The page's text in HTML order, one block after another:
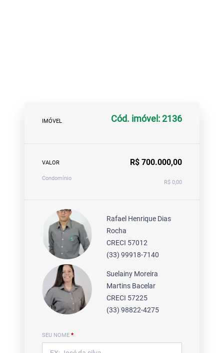
IMÓVEL Cód. imóvel: 2136
VALOR R$ 700.000,00
Condomínio
R$ 0,00
Rafael Henrique Dias
Rocha
CRECI 57012
(33) 99918-7140
Suelainy Moreira
Martins Bacelar
CRECI 57225
(33) 98822-4275
SEU NOME *